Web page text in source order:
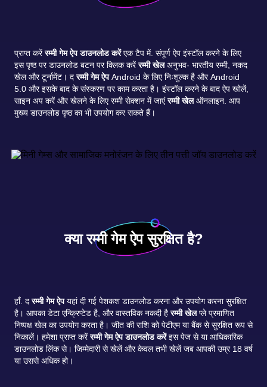
प्राप्त करेंरम्मी गेम ऐप डाउनलोड करेंएक टैप में. संपूर्ण ऐप इंस्टॉल करने के लिए
इस पृष्ठ पर डाउनलोड बटन पर क्लिक करेंरम्मी खेलअनुभव- भारतीय रम्मी, नकद
खेल और टूर्नामेंट। दरम्मी गेम ऐपAndroid के लिए निःशुल्क है और Android
5.0 और इसके बाद के संस्करण पर काम करता है। इंस्टॉल करने के बाद ऐप खोलें,
साइन अप करें और खेलने के लिए रम्मी सेक्शन में जाएंरम्मी खेलऑनलाइन. आप
मुख्य डाउनलोड पृष्ठ का भी उपयोग कर सकते हैं।
क्या रम्मी गेम ऐप सुरक्षित है?
हाँ. दरम्मी गेम ऐपयहां दी गई पेशकश डाउनलोड करना और उपयोग करना सुरक्षित
है। आपका डेटा एन्क्रिप्टेड है, और वास्तविक नकदी हैरम्मी खेलप्ले प्रमाणित
निष्पक्ष खेल का उपयोग करता है। जीत की राशि को पेटीएम या बैंक से सुरक्षित रूप से
निकालें। हमेशा प्राप्त करेंरम्मी गेम ऐप डाउनलोड करेंइस पेज से या आधिकारिक
डाउनलोड लिंक से। जिम्मेदारी से खेलें और केवल तभी खेलें जब आपकी उम्र 18 वर्ष
या उससे अधिक हो।